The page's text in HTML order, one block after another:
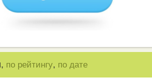
по рейтингу, по дате